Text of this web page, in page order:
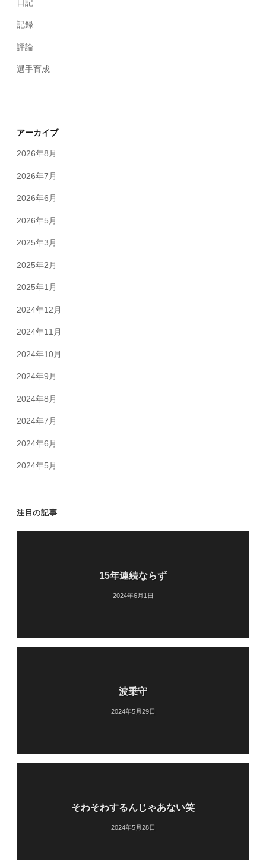
日記
記録
評論
選手育成
アーカイブ
2026年8月
2026年7月
2026年6月
2026年5月
2025年3月
2025年2月
2025年1月
2024年12月
2024年11月
2024年10月
2024年9月
2024年8月
2024年7月
2024年6月
2024年5月
注目の記事
15年連続ならず
2024年6月1日
波乗守
2024年5月29日
そわそわするんじゃあない笑
2024年5月28日